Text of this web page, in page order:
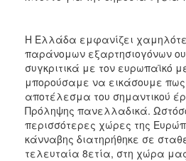
Η Ελλάδα εμφανίζει
παράνομων εξαρτησιογόνων
συγκριτικά με τον ευρωπαϊκό
μπορούσαμε να εικάσουμε πως
αποτέλεσμα του σημαντικού
Πρόληψης πανελλαδικά.
περισσότερες χώρες της
κάνναβης διατηρήθηκε σε
τελευταία 8ετία, στη χώρα